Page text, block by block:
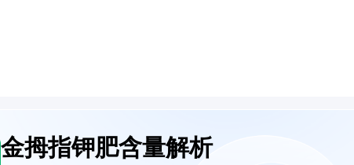
金拇指钾肥含量解析